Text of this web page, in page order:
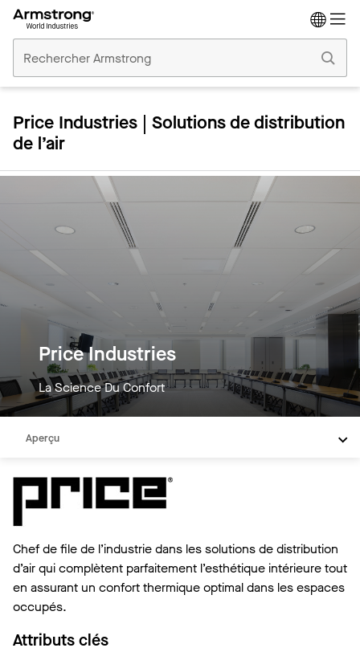
Plafonds
Commerciaux
Price Industries | Solutions de distribution
de l’air
Price Industries
La Science Du Confort
Aperçu
Galerie de Photos
Vidéos
Besoin d'aide
Resources
Chef de file de l’industrie dans les solutions de distribution
d’air qui complètent parfaitement l’esthétique intérieure tout
en assurant un confort thermique optimal dans les espaces
occupés.
Attributs clés